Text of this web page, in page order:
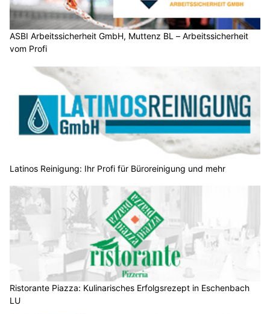
ASBI Arbeitssicherheit GmbH, Muttenz BL – Arbeitssicherheit
vom Profi
Latinos Reinigung: Ihr Profi für Büroreinigung und mehr
Ristorante Piazza: Kulinarisches Erfolgsrezept in Eschenbach
LU